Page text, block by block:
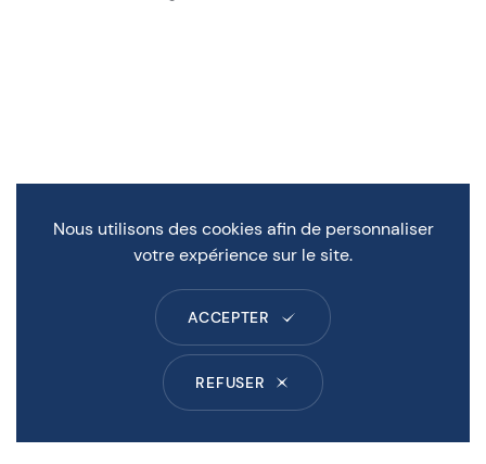
Nous utilisons des cookies afin de personnaliser
votre expérience sur le site.
ACCEPTER
REFUSER